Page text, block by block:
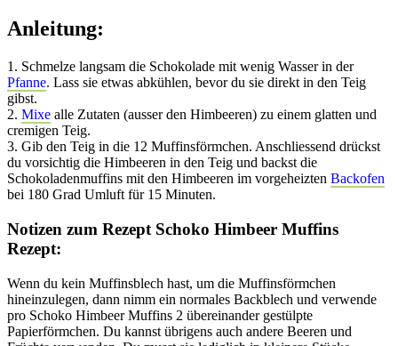
Anleitung:
1. Schmelze langsam die Schokolade mit wenig Wasser in der
Pfanne. Lass sie etwas abkühlen, bevor du sie direkt in den Teig
gibst.
2. Mixe alle Zutaten (ausser den Himbeeren) zu einem glatten und
cremigen Teig.
3. Gib den Teig in die 12 Muffinsförmchen. Anschliessend drückst
du vorsichtig die Himbeeren in den Teig und backst die
Schokoladenmuffins mit den Himbeeren im vorgeheizten Backofen
bei 180 Grad Umluft für 15 Minuten.
Notizen zum Rezept Schoko Himbeer Muffins
Rezept:
Wenn du kein Muffinsblech hast, um die Muffinsförmchen
hineinzulegen, dann nimm ein normales Backblech und verwende
pro Schoko Himbeer Muffins 2 übereinander gestülpte
Papierförmchen. Du kannst übrigens auch andere Beeren und